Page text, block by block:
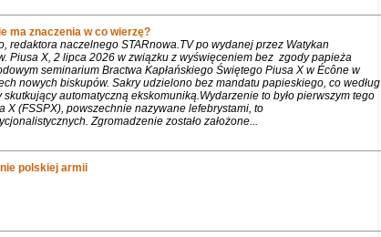
ma znaczenia w co wierzę?
redaktora naczelnego STARnowa.TV po wydanej przez Watykan
Piusa X, 2 lipca 2026 w związku z wyświęceniem bez zgody papieża
seminarium Bractwa Kapłańskiego Świętego Piusa X w Écône w
nowych biskupów. Sakry udzielono bez mandatu papieskiego, co według
automatyczną ekskomuniką.Wydarzenie to było pierwszym tego
X (FSSPX), powszechnie nazywane lefebrystami, to
Zgromadzenie zostało założone...
polskiej armii